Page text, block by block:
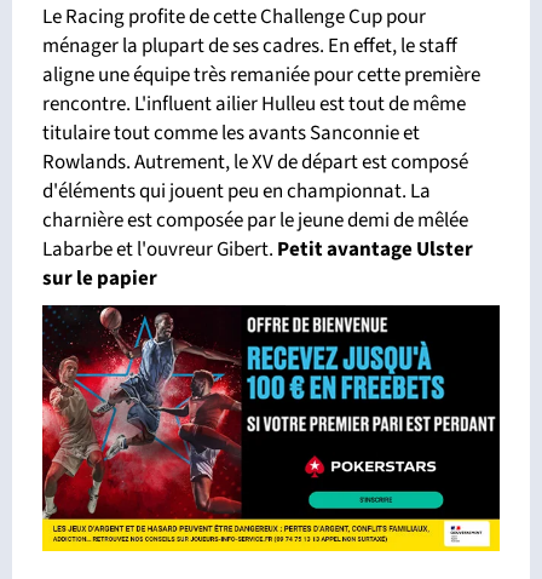
Le Racing profite de cette Challenge Cup pour
ménager la plupart de ses cadres. En effet, le staff
aligne une équipe très remaniée pour cette première
rencontre. L'influent ailier Hulleu est tout de même
titulaire tout comme les avants Sanconnie et
Rowlands. Autrement, le XV de départ est composé
d'éléments qui jouent peu en championnat. La
charnière est composée par le jeune demi de mêlée
Labarbe et l'ouvreur Gibert. Petit avantage Ulster
sur le papier